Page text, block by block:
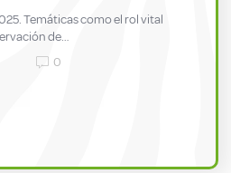
Temáticas como el rol vital
de…
0